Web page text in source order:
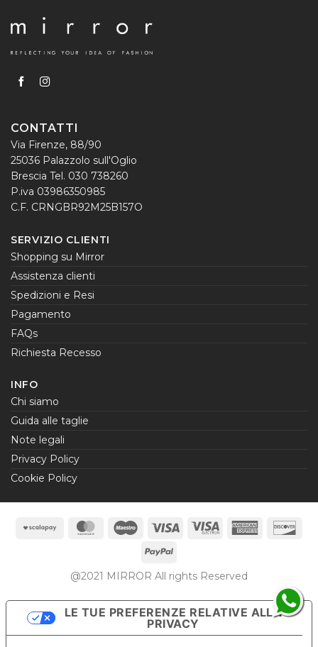
CONTATTI
Via Firenze, 88/90
25036 Palazzolo sull'Oglio
Brescia Tel. 030 738260
P.iva 03986350985
C.F. CRNGBR92M25B157O
SERVIZIO CLIENTI
Shopping su Mirror
Assistenza clienti
Spedizioni e Resi
Pagamento
FAQs
Richiesta Recesso
INFO
Chi siamo
Guida alle taglie
Note legali
Privacy Policy
Cookie Policy
Scalapay MasterCardMaestroVisa
Visa
American
PayPal
@2021 MIRROR All rights Reserved
LE TUE PREFERENZE RELATIVE ALLA
PRIVACY